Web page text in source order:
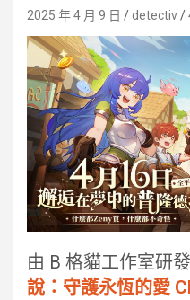
2025 年 4 月 9 日 detectiv
由 B 格貓工作室研
說：守護永恆的愛